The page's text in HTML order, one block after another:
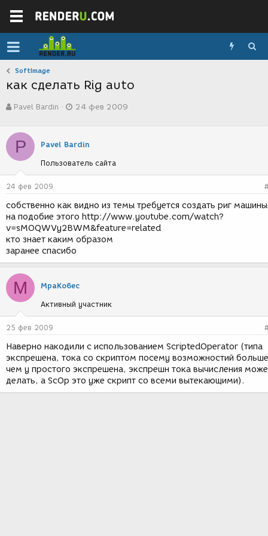
SoftImage
как сделать Rig auto
в
о
р
т
е
м
ы
Pavel Bardin
а
с
з
д
и
я
24 фев 2009
P Pavel Bardin
Пользователь сайта
24 фев 2009
собственно как видно из темы требуется создать риг машины
на подобие этого http://www.youtube.com/watch?
v=sMOQWVy2BWM&feature=related
кто знает каким образом
заранее спасибо
M MpaKo6ec
Активный участник
25 фев 2009
Наверно накодили с использованием ScriptedOperator (типа
экспрешена, тока со скриптом посему возможностий больше
чем у простого экспрешена, экспрешн тока вычисления
делать, а ScOp это уже скрипт со всеми вытекающими).